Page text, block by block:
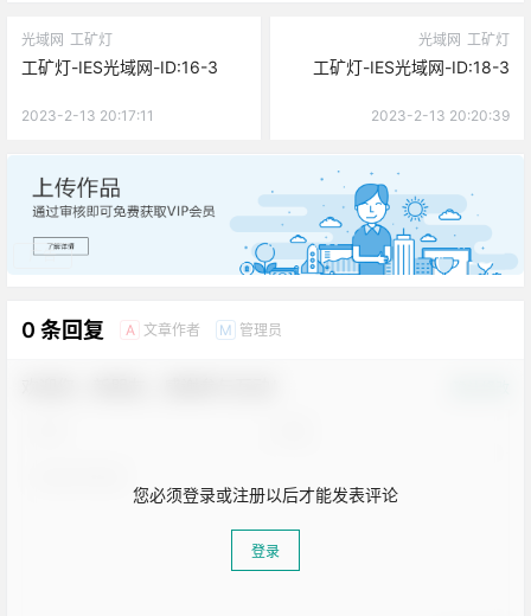
光域网 工矿灯
工矿灯-IES光域网-ID:16-3
2023-2-13 20:17:11
光域网 工矿灯
工矿灯-IES光域网-ID:18-3
2023-2-13 20:20:39
广告
0 条回复 A 文章作者 M 管理员
您必须登录或注册以后才能发表评论
登录